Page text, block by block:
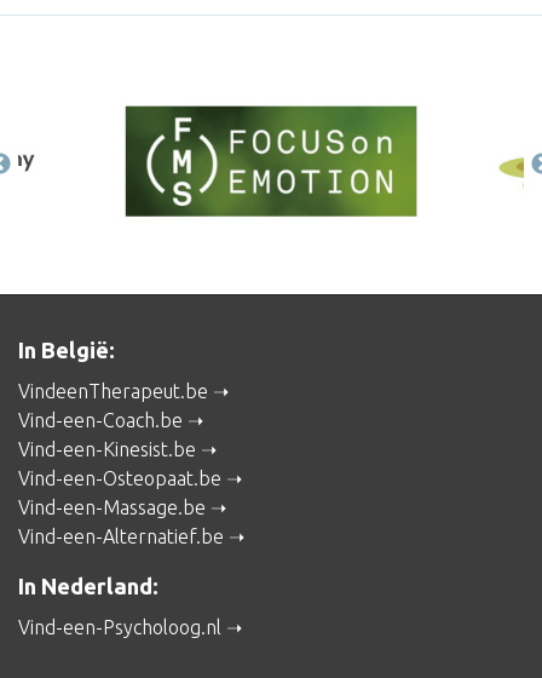
In België:
VindeenTherapeut.be
Vind-een-Coach.be
Vind-een-Kinesist.be
Vind-een-Osteopaat.be
Vind-een-Massage.be
Vind-een-Alternatief.be
In Nederland:
Vind-een-Psycholoog.nl